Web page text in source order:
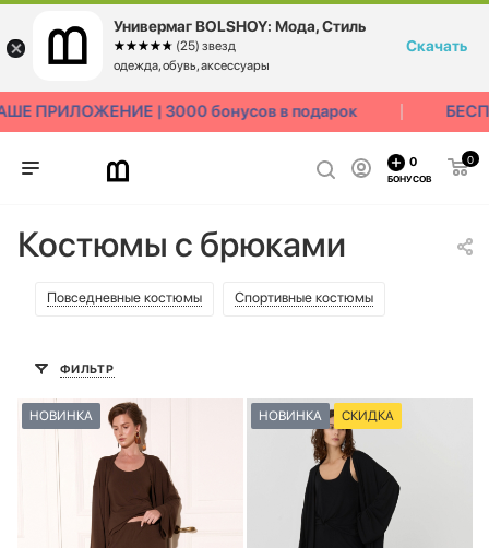
ПРИЛОЖЕНИЕ | 3000 бонусов в подарок
0
0
БОНУСОВ
Костюмы с брюками
Повседневные костюмы Спортивные костюмы
ФИЛЬТР
НОВИНКА НОВИНКА СКИДКА
Универмаг BOLSHOY: Мода, Стиль
☆☆☆☆☆
★★★★★ (25) звезд
одежда, обувь, аксессуары
Скачать